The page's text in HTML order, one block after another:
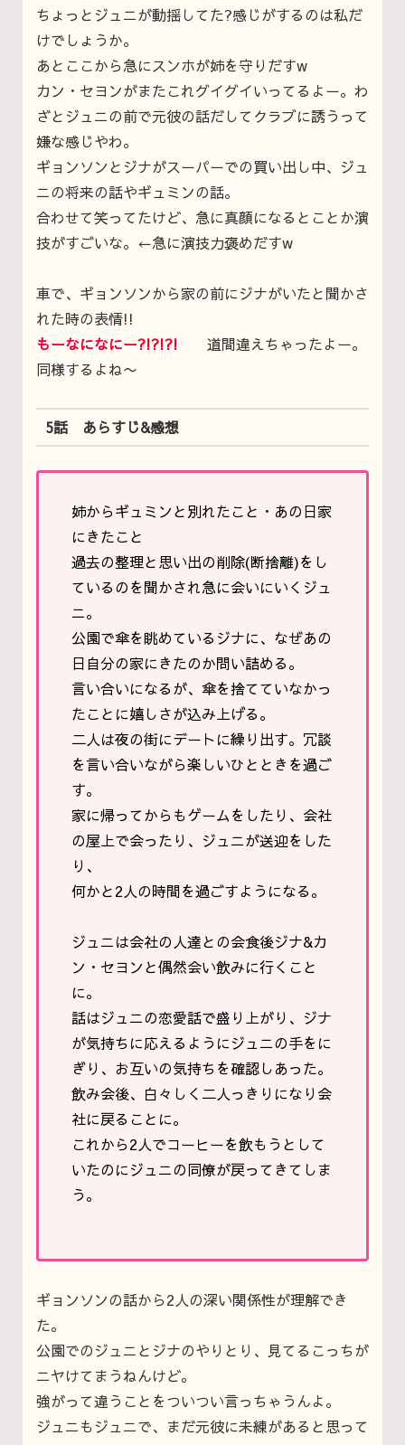
ちょっとジュニが動揺してた?感じがするのは私だ
けでしょうか。
あとここから急にスンホが姉を守りだすw
カン・セヨンがまたこれグイグイいってるよー。わ
ざとジュニの前で元彼の話だしてクラブに誘うって
嫌な感じやわ。
ギョンソンとジナがスーパーでの買い出し中、ジュ
ニの将来の話やギュミンの話。
合わせて笑ってたけど、急に真顔になるとことか演
技がすごいな。←急に演技力褒めだすw
車で、ギョンソンから家の前にジナがいたと聞かさ
れた時の表情!!
もーなになにー?!?!?! 道間違えちゃったよー。
同様するよね〜
5話 あらすじ&感想
姉からギュミンと別れたこと・あの日家
にきたこと
過去の整理と思い出の削除(断捨離)をし
ているのを聞かされ急に会いにいくジュ
ニ。
公園で傘を眺めているジナに、なぜあの
日自分の家にきたのか問い詰める。
言い合いになるが、傘を捨てていなかっ
たことに嬉しさが込み上げる。
二人は夜の街にデートに繰り出す。冗談
を言い合いながら楽しいひとときを過ご
す。
家に帰ってからもゲームをしたり、会社
の屋上で会ったり、ジュニが送迎をした
り、
何かと2人の時間を過ごすようになる。
ジュニは会社の人達との会食後ジナ&カ
ン・セヨンと偶然会い飲みに行くこと
に。
話はジュニの恋愛話で盛り上がり、ジナ
が気持ちに応えるようにジュニの手をに
ぎり、お互いの気持ちを確認しあった。
飲み会後、白々しく二人っきりになり会
社に戻ることに。
これから2人でコーヒーを飲もうとして
いたのにジュニの同僚が戻ってきてしま
う。
ギョンソンの話から2人の深い関係性が理解でき
た。
公園でのジュニとジナのやりとり、見てるこっちが
ニヤけてまうねんけど。
強がって違うことをついつい言っちゃうんよ。
ジュニもジュニで、まだ元彼に未練があると思って